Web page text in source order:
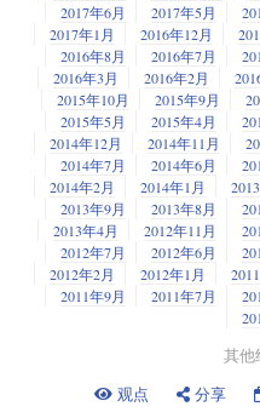
2017年6月
2017年5月
2017年1月
2016年12月
2016年8月
2016年7月
2016年3月
2016年2月
2015年10月
2015年9月
2015年5月
2015年4月
2014年12月
2014年11月
2014年7月
2014年6月
2014年2月
2014年1月
2013年9月
2013年8月
2013年4月
2012年11月
2012年7月
2012年6月
2012年2月
2012年1月
2011年9月
2011年7月
其他
观点
分享